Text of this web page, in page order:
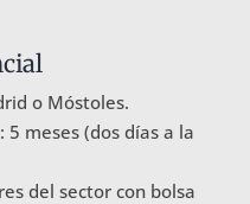
o Móstoles.
: 5 meses (dos días a la
del sector con bolsa